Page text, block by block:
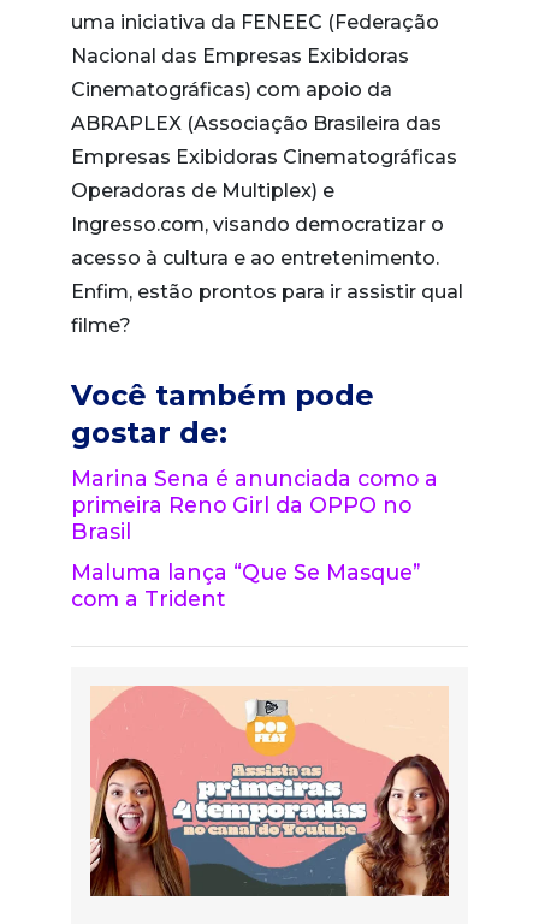
uma iniciativa da FENEEC (Federação
Nacional das Empresas Exibidoras
Cinematográficas) com apoio da
ABRAPLEX (Associação Brasileira das
Empresas Exibidoras Cinematográficas
Operadoras de Multiplex) e
Ingresso.com, visando democratizar o
acesso à cultura e ao entretenimento.
Enfim, estão prontos para ir assistir qual
filme?
Você também pode
gostar de:
Marina Sena é anunciada como a
primeira Reno Girl da OPPO no
Brasil
Maluma lança “Que Se Masque”
com a Trident